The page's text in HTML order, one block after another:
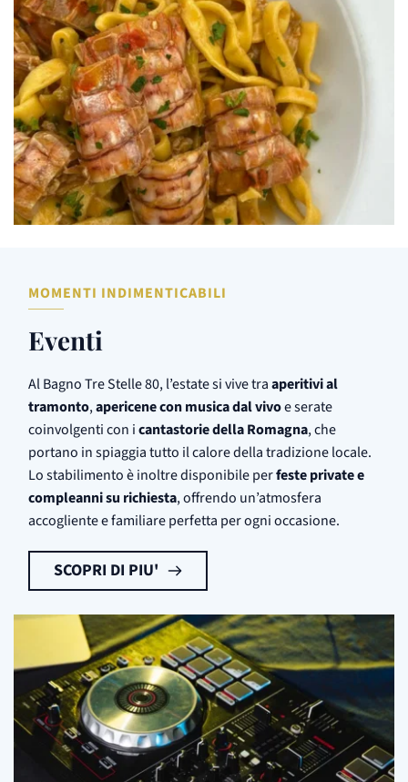
MOMENTI INDIMENTICABILI
Eventi
Al Bagno Tre Stelle 80, l’estate si vive traaperitivi al
tramonto,apericene con musica dal vivoe serate
coinvolgenti con icantastorie della Romagna, che
portano in spiaggia tutto il calore della tradizione locale.
Lo stabilimento è inoltre disponibile perfeste private e
compleanni su richiesta, offrendo un’atmosfera
accogliente e familiare perfetta per ogni occasione.
SCOPRI DI PIU'